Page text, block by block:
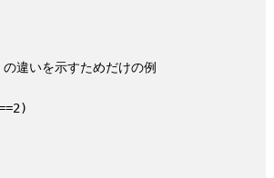
いを示すためだけの例